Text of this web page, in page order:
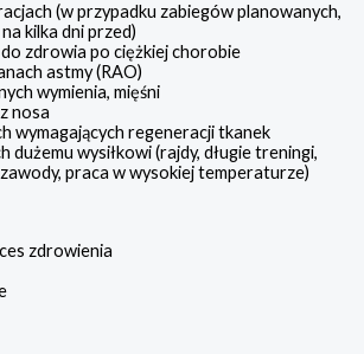
(w przypadku zabiegów planowanych,
kilka dni przed)
zdrowia po ciężkiej chorobie
astmy (RAO)
wymienia, mięśni
nosa
wymagających regeneracji tkanek
dużemu wysiłkowi (rajdy, długie treningi,
praca w wysokiej temperaturze)
zdrowienia